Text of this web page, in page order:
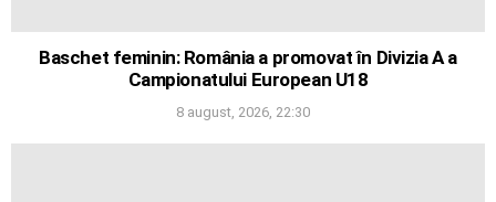
Baschet feminin: România a promovat în Divizia A a
Campionatului European U18
8 august, 2026, 22:30